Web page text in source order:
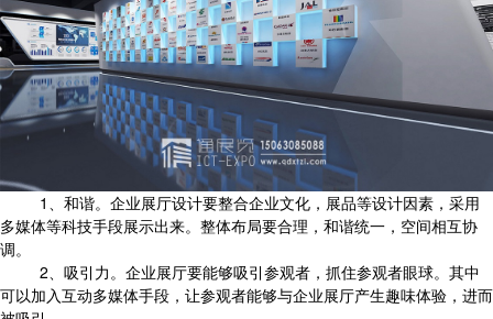
1、和谐。企业展厅设计要整合企业文化，展品等设计因素，采用
多媒体等科技手段展示出来。整体布局要合理，和谐统一，空间相互协
调。
2、吸引力。企业展厅要能够吸引参观者，抓住参观者眼球。其中
可以加入互动多媒体手段，让参观者能够与企业展厅产生趣味体验，进而